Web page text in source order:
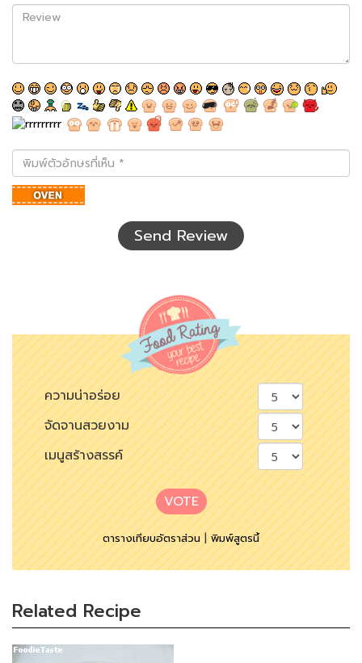
Review
พิมพ์
ตัว
อักษร
ที่
Send Review
ความน่าอร่อย
จัดจานสวยงาม
เมนูสร้างสรรค์
VOTE
ตารางเทียบอัตราส่วน|พิมพ์สูตรนี้
Related Recipe